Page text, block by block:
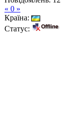
« 0 »
Країна:
Статус: